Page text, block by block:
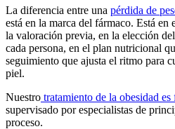
La diferencia entre una pérdida de
está en la marca del fármaco. Está en
la valoración previa, en la elección
cada persona, en el plan nutricional
seguimiento que ajusta el ritmo para
piel.
Nuestro tratamiento de la obesidad
supervisado por especialistas de
proceso.